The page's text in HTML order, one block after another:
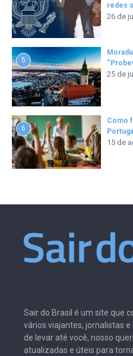
redes
26 de
5
25 de
6
Como
Portugal
15 de
Sair do Brasil é um site que
vários viajantes, jornalistas
de levar até você, nosso
atualizadas e úteis para